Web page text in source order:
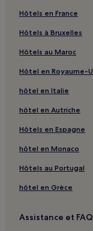
Hôtels en France
Hôtels à Bruxelles
Hôtels au Maroc
Hôtel en Royaume-
hôtel en Italie
hôtel en Autriche
Hôtels en Espagne
hôtel en Monaco
Hôtels au Portugal
hôtel en Grèce
Assistance et FAQ